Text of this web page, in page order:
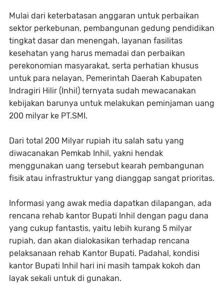
Mulai dari keterbatasan anggaran untuk perbaikan
sektor perkebunan, pembangunan gedung pendidikan
tingkat dasar dan menengah, layanan fasilitas
kesehatan yang harus memadai dan perbaikan
perekonomian masyarakat, serta perhatian khusus
untuk para nelayan, Pemerintah Daerah Kabupaten
Indragiri Hilir (Inhil) ternyata sudah mewacanakan
kebijakan barunya untuk melakukan peminjaman uang
200 milyar ke PT.SMI.
Dari total 200 Milyar rupiah itu salah satu yang
diwacanakan Pemkab Inhil, yakni hendak
menggunakan uang tersebut kearah pembangunan
fisik atau infrastruktur yang dianggap sangat prioritas.
Informasi yang awak media dapatkan dilapangan, ada
rencana rehab kantor Bupati Inhil dengan pagu dana
yang cukup fantastis, yaitu lebih kurang 5 milyar
rupiah, dan akan dialokasikan terhadap rencana
pelaksanaan rehab Kantor Bupati. Padahal, kondisi
kantor Bupati Inhil hari ini masih tampak kokoh dan
layak sekali untuk di gunakan.